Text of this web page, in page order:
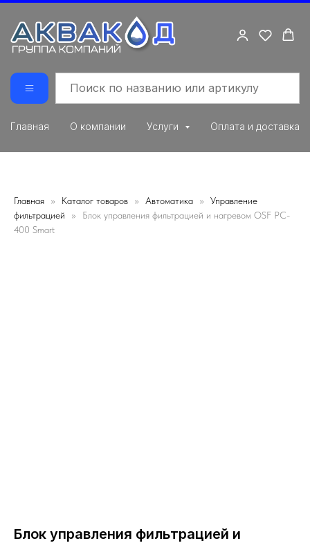
Главная О компании Услуги Оплата и доставка
Главная Каталог товаров Автоматика
Управление
фильтрацией
Блок управления фильтрацией и нагревом OSF PC-
400 Smart
Блок управления фильтрацией и